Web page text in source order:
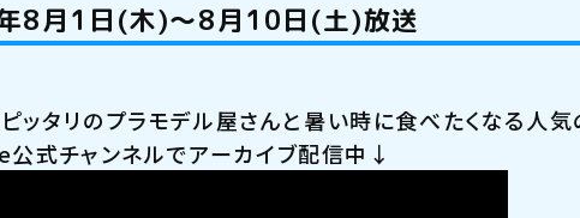
8月1日(木)～8月10日(土)放送
ッタリのプラモデル屋さんと暑い時に食べたくなる人
式チャンネルでアーカイブ配信中↓